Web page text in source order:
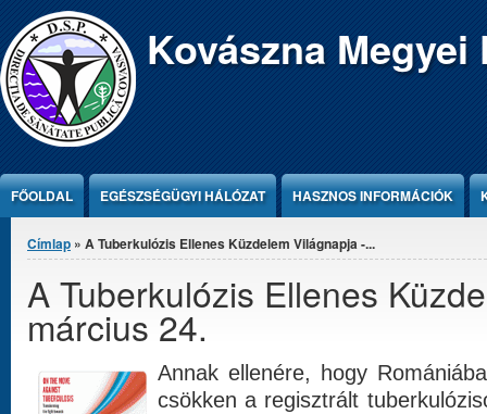
Jump to Content Kovászna
FŐOLDAL EGÉSZSÉGÜGYI HÁLÓZAT HASZNOS INFORMÁCIÓK
Jelenlegi hely
Címlap » A Tuberkulózis Ellenes Küzdelem Világnapja -...
A Tuberkulózis Ellenes
március 24.
Annak ellenére, hogy
csökken a regisztrált